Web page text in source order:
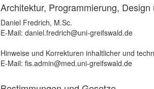
Architektur, Programmierung,
Daniel Fredrich, M.Sc.
E-Mail: daniel.fredrich@uni-greifswald.de
Hinweise und Korrekturen inhaltlicher und
E-Mail: fis.admin@med.uni-greifswald.de